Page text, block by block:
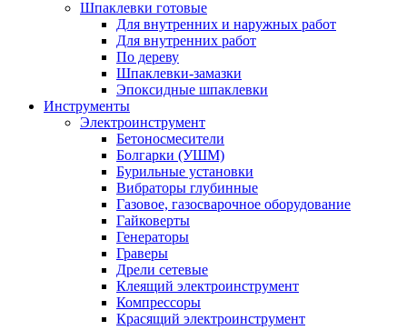
Шпаклевки готовые
Для внутренних и наружных работ
Для внутренних работ
По дереву
Шпаклевки-замазки
Эпоксидные шпаклевки
Инструменты
Электроинструмент
Бетоносмесители
Болгарки (УШМ)
Бурильные установки
Вибраторы глубинные
Газовое, газосварочное оборудование
Гайковерты
Генераторы
Граверы
Дрели сетевые
Клеящий электроинструмент
Компрессоры
Красящий электроинструмент